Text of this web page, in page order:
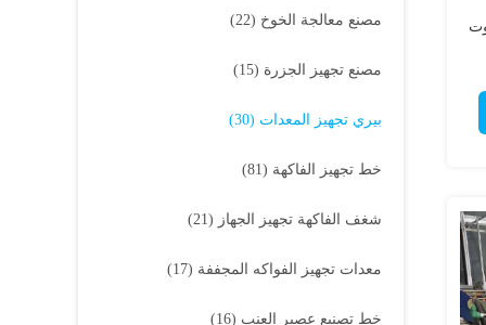
مصنع معالجة الخوخ (22)
مصنع تجهيز الجزرة (15)
بيري تجهيز المعدات (30)
خط تجهيز الفاكهة (81)
شغف الفاكهة تجهيز الجهاز (21)
معدات تجهيز الفواكه المجففة (17)
خط تصنيع عصير العنب (16)